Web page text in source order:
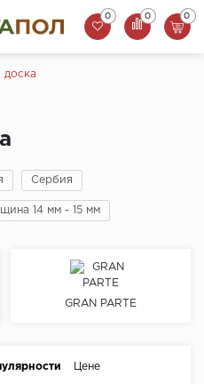
0 0 0
доска
Сербия
14 мм - 15 мм
GRAN PARTE
Цене